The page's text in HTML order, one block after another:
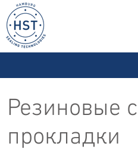
Резиновые
прокладки